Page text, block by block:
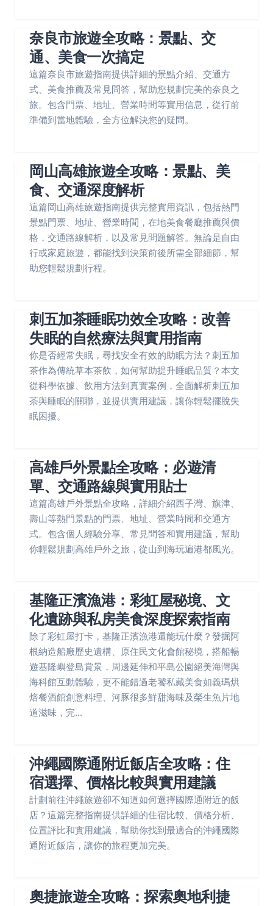
奈良市旅遊全攻略：景點、交
通、美食一次搞定
這篇奈良市旅遊指南提供詳細的景點介紹、交通方
式、美食推薦及常見問答，幫助您規劃完美的奈良之
旅。包含門票、地址、營業時間等實用信息，從行前
準備到當地體驗，全方位解決您的疑問。
岡山高雄旅遊全攻略：景點、美
食、交通深度解析
這篇岡山高雄旅遊指南提供完整實用資訊，包括熱門
景點門票、地址、營業時間，在地美食餐廳推薦與價
格，交通路線解析，以及常見問題解答。無論是自由
行或家庭旅遊，都能找到決策前後所需全部細節，幫
助您輕鬆規劃行程。
刺五加茶睡眠功效全攻略：改善
失眠的自然療法與實用指南
你是否經常失眠，尋找安全有效的助眠方法？刺五加
茶作為傳統草本茶飲，如何幫助提升睡眠品質？本文
從科學依據、飲用方法到真實案例，全面解析刺五加
茶與睡眠的關聯，並提供實用建議，讓你輕鬆擺脫失
眠困擾。
高雄戶外景點全攻略：必遊清
單、交通路線與實用貼士
這篇高雄戶外景點全攻略，詳細介紹西子灣、旗津、
壽山等熱門景點的門票、地址、營業時間和交通方
式。包含個人經驗分享、常見問答和實用建議，幫助
你輕鬆規劃高雄戶外之旅，從山到海玩遍港都風光。
基隆正濱漁港：彩虹屋秘境、文
化遺跡與私房美食深度探索指南
除了彩虹屋打卡，基隆正濱漁港還能玩什麼？發掘阿
根納造船廠歷史遺構、原住民文化會館秘境，搭船暢
遊基隆嶼登島賞景，周邊延伸和平島公園絕美海灣與
海科館互動體驗，更不能錯過老饕私藏美食如義瑪烘
焙餐酒館創意料理、河豚很多鮮甜海味及榮生魚片地
道滋味，完...
沖繩國際通附近飯店全攻略：住
宿選擇、價格比較與實用建議
計劃前往沖繩旅遊卻不知道如何選擇國際通附近的飯
店？這篇完整指南提供詳細的住宿比較、價格分析、
位置評比和實用建議，幫助你找到最適合的沖繩國際
通附近飯店，讓你的旅程更加完美。
奧捷旅遊全攻略：探索奧地利捷